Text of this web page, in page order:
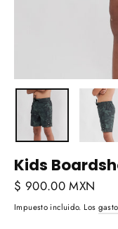
Kids
Precio
habitual
$ 900.00 MXN
Impuesto incluido. Los